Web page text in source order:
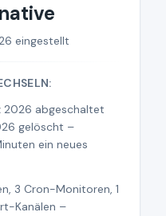
eingestellt
2026 abgeschaltet
gelöscht –
ein neues
3 Cron-Monitoren, 1
Kanälen –